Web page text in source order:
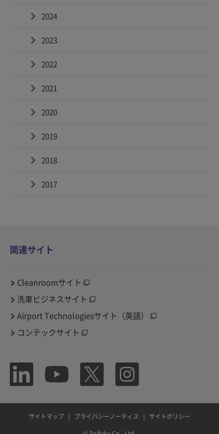
2024
2023
2022
2021
2020
2019
2018
2017
関連サイト
Cleanroomサイト
洗車ビジネスサイト
Airport Technologiesサイト（英語）
コンテックサイト
サイトマップ プライバシーノーティス
サイトポリシー